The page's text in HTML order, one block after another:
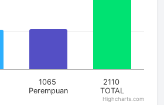
1065
Perempuan
2110
TOTAL
Highcharts.com